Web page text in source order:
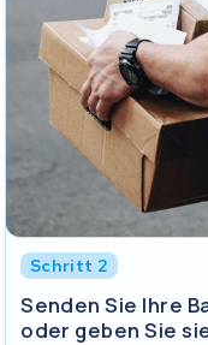
Schritt 2
Senden Sie Ihre
oder geben Sie